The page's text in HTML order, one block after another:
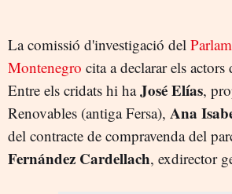
La comissió d'investigació del
Montenegro cita a declarar els
Entre els cridats hi haJosé Elías,
Renovables (antiga Fersa), Ana
del contracte de compravenda del
Fernández Cardellach, exdirector